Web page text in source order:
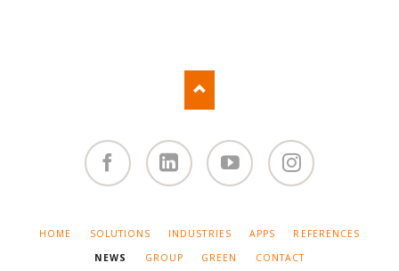
SKIP
HOME SOLUTIONS INDUSTRIES APPS
REFERENCES
NEWS
GROUP GREEN CONTACT